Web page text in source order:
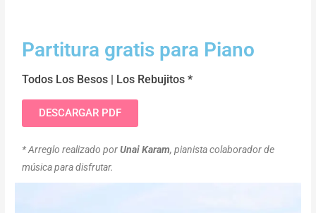
Partitura gratis para Piano
Todos Los Besos | Los Rebujitos *
DESCARGAR PDF
* Arreglo realizado porUnai Karam, pianista colaborador de
música para disfrutar.